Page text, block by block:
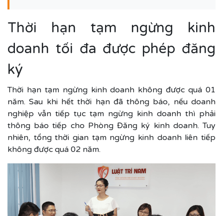
Thời hạn tạm ngừng kinh
doanh tối đa được phép đăng
ký
Thời hạn tạm ngừng kinh doanh không được quá 01
năm. Sau khi hết thời hạn đã thông báo, nếu doanh
nghiệp vẫn tiếp tục tạm ngừng kinh doanh thì phải
thông báo tiếp cho Phòng Đăng ký kinh doanh. Tuy
nhiên, tổng thời gian tạm ngừng kinh doanh liên tiếp
không được quá 02 năm.